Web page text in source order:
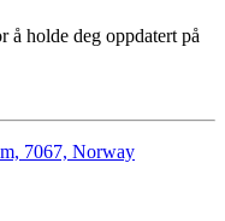
å holde deg oppdatert på
7067, Norway